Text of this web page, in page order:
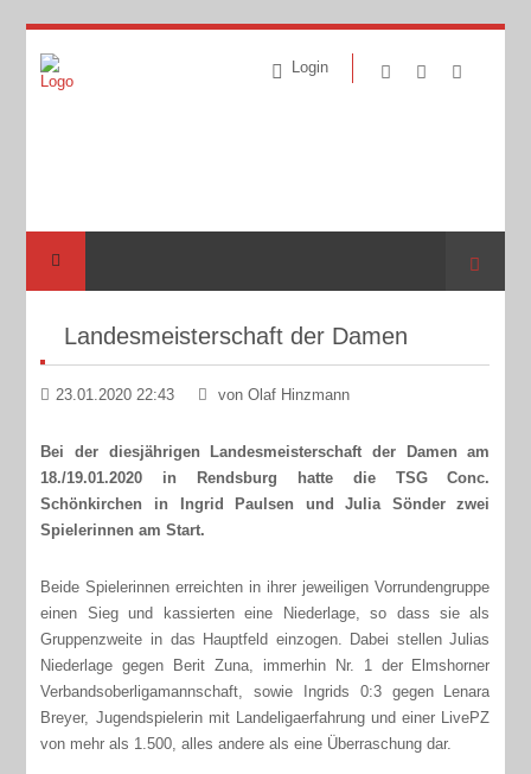
Login
Suche
Landesmeisterschaft der Damen
23.01.2020 22:43 von Olaf Hinzmann
Bei der diesjährigen Landesmeisterschaft der Damen am
18./19.01.2020 in Rendsburg hatte die TSG Conc.
Schönkirchen in Ingrid Paulsen und Julia Sönder zwei
Spielerinnen am Start.
Beide Spielerinnen erreichten in ihrer jeweiligen Vorrundengruppe
einen Sieg und kassierten eine Niederlage, so dass sie als
Gruppenzweite in das Hauptfeld einzogen. Dabei stellen Julias
Niederlage gegen Berit Zuna, immerhin Nr. 1 der Elmshorner
Verbandsoberligamannschaft, sowie Ingrids 0:3 gegen Lenara
Breyer, Jugendspielerin mit Landeligaerfahrung und einer LivePZ
von mehr als 1.500, alles andere als eine Überraschung dar.